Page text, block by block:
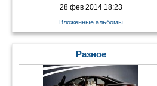
28 фев 2014 18:23
Вложенные альбомы
Разное